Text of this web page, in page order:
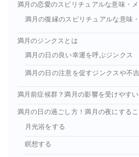
満月の恋愛のスピリチュアルな意味・
満月の復縁のスピリチュアルな意味
満月のジンクスとは
満月の日の良い幸運を呼ぶジンクス
満月の日の注意を促すジンクスや不
満月前症候群？満月の影響を受けやすい
満月の日の過ごし方！満月の夜にする
月光浴をする
瞑想する